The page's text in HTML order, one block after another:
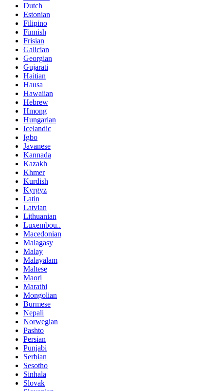
Dutch
Estonian
Filipino
Finnish
Frisian
Galician
Georgian
Gujarati
Haitian
Hausa
Hawaiian
Hebrew
Hmong
Hungarian
Icelandic
Igbo
Javanese
Kannada
Kazakh
Khmer
Kurdish
Kyrgyz
Latin
Latvian
Lithuanian
Luxembou..
Macedonian
Malagasy
Malay
Malayalam
Maltese
Maori
Marathi
Mongolian
Burmese
Nepali
Norwegian
Pashto
Persian
Punjabi
Serbian
Sesotho
Sinhala
Slovak